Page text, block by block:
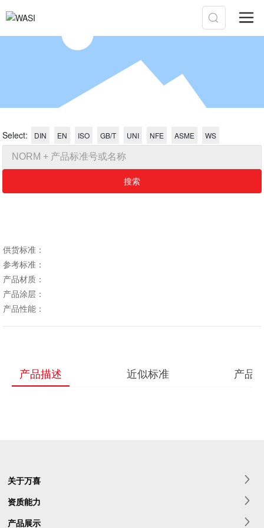
Select: DIN EN ISO GB/T UNI NFE ASME WS
搜索
​​​​​​供货标准：
参考标准：
产品材质：
产品涂层：
产品描述 近似标准 产品
关于万喜
资质能力
产品展示